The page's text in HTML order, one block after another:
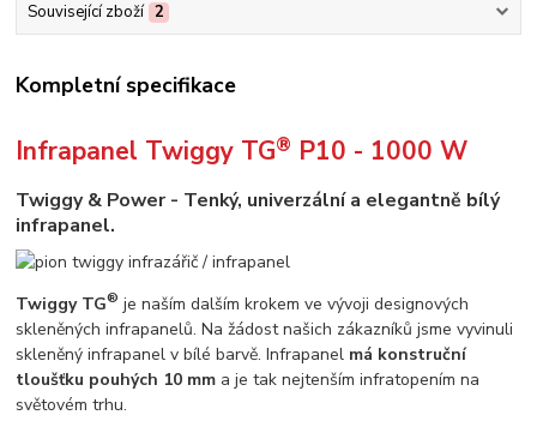
Související zboží 2
Kompletní specifikace
Infrapanel Twiggy TG® P10 - 1000 W
Twiggy & Power - Tenký, univerzální a elegantně bílý
infrapanel.
Twiggy TG® je naším dalším krokem ve vývoji designových
skleněných infrapanelů. Na žádost našich zákazníků jsme vyvinuli
skleněný infrapanel v bílé barvě. Infrapanel má konstruční
tloušťku pouhých 10 mm a je tak nejtenším infratopením na
světovém trhu.